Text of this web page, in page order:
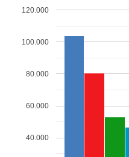
40.000
60.000
80.000
100.000
120.000